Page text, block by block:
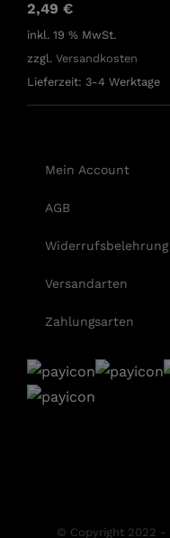
2,49 €
inkl. 19 % MwSt.
zzgl. Versandkosten
Lieferzeit: 3-4 Werktage
Mein Account
AGB
Widerrufsbelehrung
Versandarten
Zahlungsarten
© Copyright 2022 -